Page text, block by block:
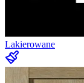
Lakierowane